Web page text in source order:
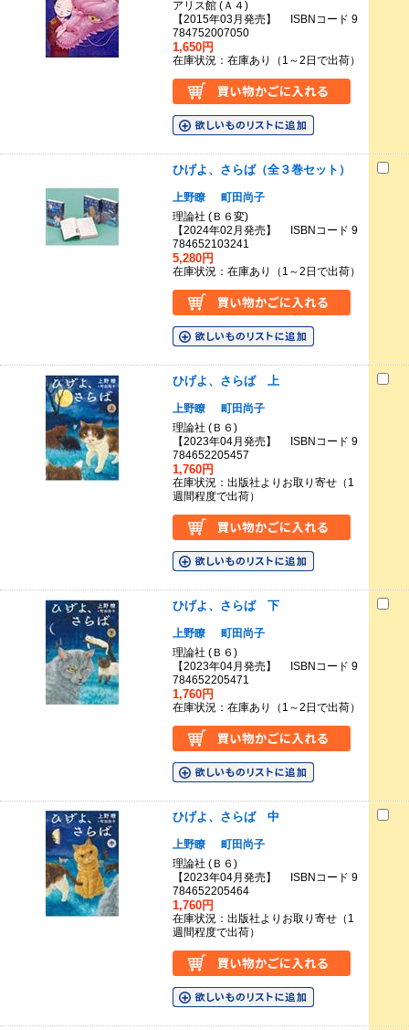
アリス館 (Ａ４)
【2015年03月発売】 ISBNコード 9
784752007050
1,650円
在庫状況：在庫あり（1～2日で出荷）
ひげよ、さらば（全３巻セット）
上野瞭
町田尚子
理論社 (Ｂ６変)
【2024年02月発売】 ISBNコード 9
784652103241
5,280円
在庫状況：在庫あり（1～2日で出荷）
ひげよ、さらば 上
上野瞭
町田尚子
理論社 (Ｂ６)
【2023年04月発売】 ISBNコード 9
784652205457
1,760円
在庫状況：出版社よりお取り寄せ（1
週間程度で出荷）
ひげよ、さらば 下
上野瞭
町田尚子
理論社 (Ｂ６)
【2023年04月発売】 ISBNコード 9
784652205471
1,760円
在庫状況：在庫あり（1～2日で出荷）
ひげよ、さらば 中
上野瞭
町田尚子
理論社 (Ｂ６)
【2023年04月発売】 ISBNコード 9
784652205464
1,760円
在庫状況：出版社よりお取り寄せ（1
週間程度で出荷）